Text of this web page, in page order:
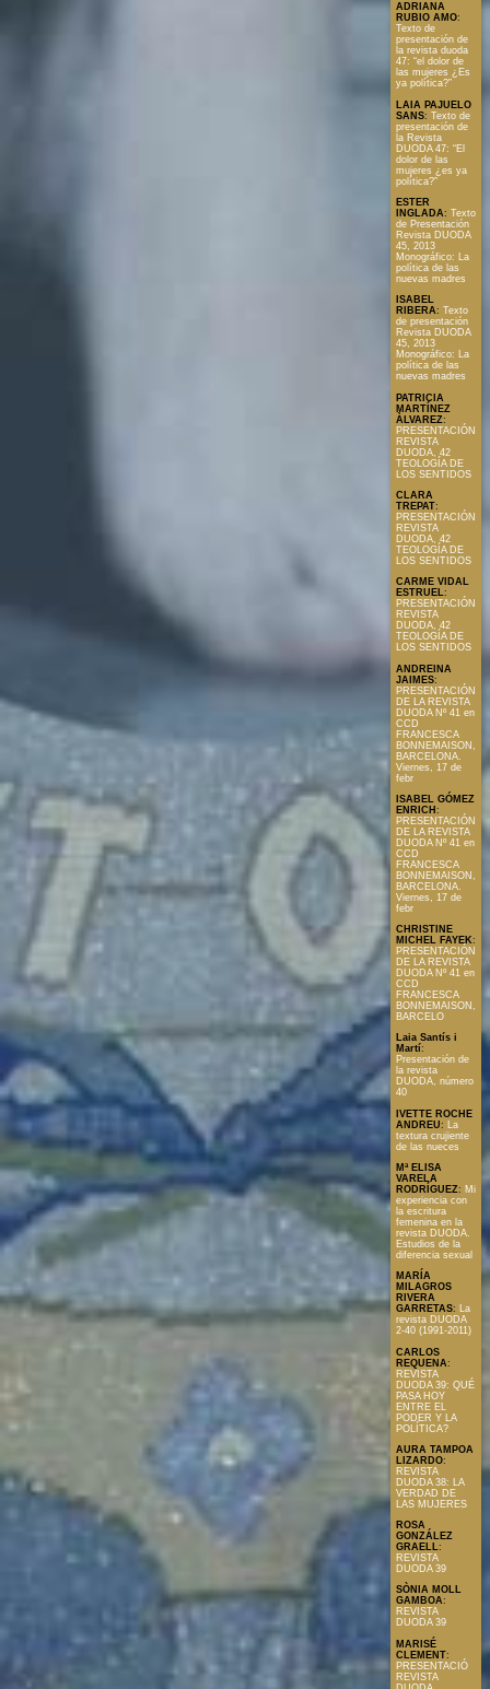
ADRIANA
RUBIO AMO:
Texto de
presentación de
la revista duoda
47: “el dolor de
las mujeres ¿Es
ya política?”
LAIA PAJUELO
SANS: Texto de
presentación de
la Revista
DUODA 47: “El
dolor de las
mujeres ¿es ya
política?”
ESTER
INGLADA: Texto
de Presentación
Revista DUODA
45, 2013
Monográfico: La
política de las
nuevas madres
ISABEL
RIBERA: Texto
de presentación
Revista DUODA
45, 2013
Monográfico: La
política de las
nuevas madres
PATRICIA
MARTÍNEZ
ÀLVAREZ:
PRESENTACIÓN
REVISTA
DUODA, 42
TEOLOGÍA DE
LOS SENTIDOS
CLARA
TREPAT:
PRESENTACIÓN
REVISTA
DUODA, 42
TEOLOGÍA DE
LOS SENTIDOS
CARME VIDAL
ESTRUEL:
PRESENTACIÓN
REVISTA
DUODA, 42
TEOLOGÍA DE
LOS SENTIDOS
ANDREINA
JAIMES:
PRESENTACIÓN
DE LA REVISTA
DUODA Nº 41 en
CCD
FRANCESCA
BONNEMAISON,
BARCELONA.
Viernes, 17 de
febr
ISABEL GÓMEZ
ENRICH :
PRESENTACIÓN
DE LA REVISTA
DUODA Nº 41 en
CCD
FRANCESCA
BONNEMAISON,
BARCELONA.
Viernes, 17 de
febr
CHRISTINE
MICHEL FAYEK:
PRESENTACIÓN
DE LA REVISTA
DUODA Nº 41 en
CCD
FRANCESCA
BONNEMAISON,
BARCELO
Laia Santís i
Martí:
Presentación de
la revista
DUODA, número
40
IVETTE ROCHE
ANDREU:
La
textura crujiente
de las nueces
Mª ELISA
VARELA
RODRÍGUEZ: Mi
experiencia con
la escritura
femenina en la
revista DUODA.
Estudios de la
diferencia sexual
MARÍA
MILAGROS
RIVERA
GARRETAS: La
revista DUODA
2-40 (1991-2011)
CARLOS
REQUENA:
REVISTA
DUODA 39: QUÉ
PASA HOY
ENTRE EL
PODER Y LA
POLÍTICA?
AURA TAMPOA
LIZARDO:
REVISTA
DUODA 38: LA
VERDAD DE
LAS MUJERES
ROSA
GONZÁLEZ
GRAELL:
REVISTA
DUODA 39
SÒNIA MOLL
GAMBOA:
REVISTA
DUODA 39
MARISÉ
CLEMENT:
PRESENTACIÓ
REVISTA